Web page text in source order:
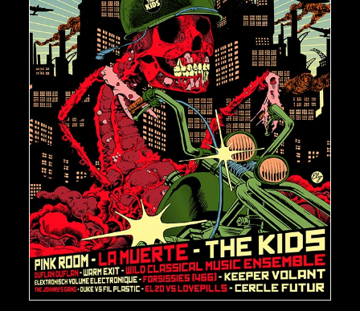
€150,00